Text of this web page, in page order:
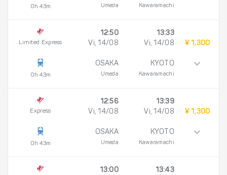
0h 43m Umeda Kawaramachi
Limited Express
0h 43m
12:50
Vi, 14/08
OSAKA
Umeda
13:33
Vi, 14/08
KYOTO
Kawaramachi
¥ 1,300
Express
0h 43m
12:56
Vi, 14/08
OSAKA
Umeda
13:39
Vi, 14/08
KYOTO
Kawaramachi
¥ 1,300
13:00
13:43